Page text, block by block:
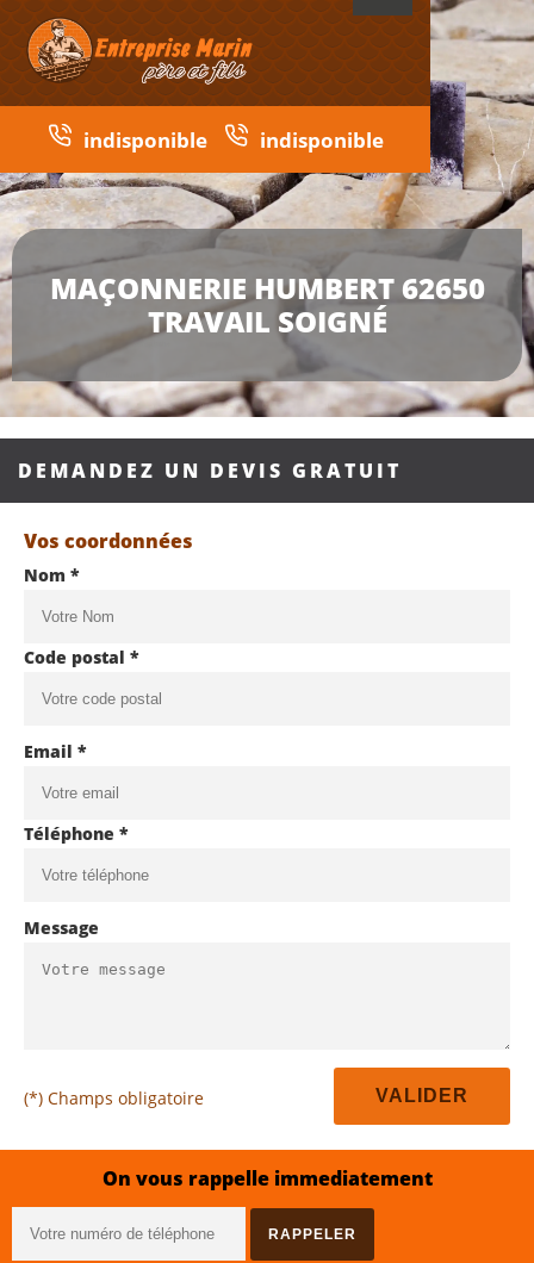
indisponible indisponible
MAÇONNERIE HUMBERT 62650
TRAVAIL SOIGNÉ
DEMANDEZ UN DEVIS GRATUIT
Vos coordonnées
Nom *
Code postal *
Email *
Téléphone *
Message
(*) Champs obligatoire
On vous rappelle immediatement